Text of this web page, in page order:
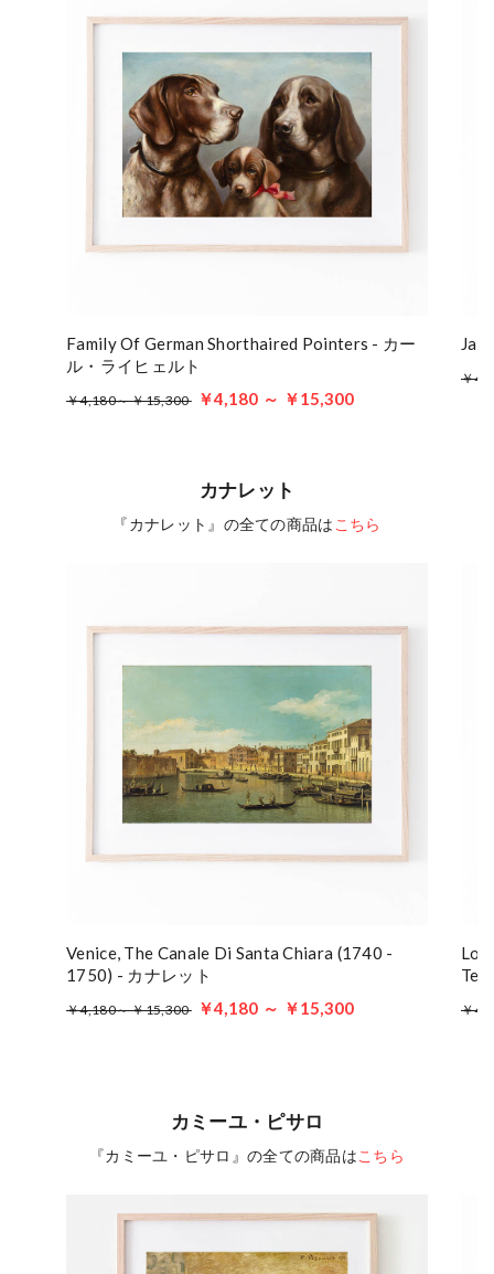
Family Of German Shorthaired Pointers - カー
ル・ライヒェルト
￥4,180～ ￥15,300 ￥4,180 ～ ￥15,300
￥
カナレット
『カナレット』の全ての商品は こちら
Venice, The Canale Di Santa Chiara (1740 -
1750) - カナレット
￥4,180～ ￥15,300 ￥4,180 ～ ￥15,300 ￥
カミーユ・ピサロ
『カミーユ・ピサロ』の全ての商品はこちら